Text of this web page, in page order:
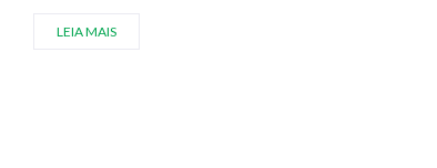
LEIA MAIS